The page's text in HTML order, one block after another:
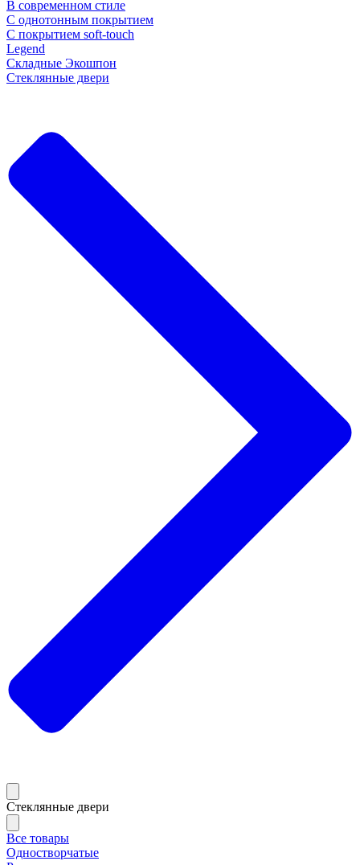
В современном стиле
С однотонным покрытием
С покрытием soft-touch
Legend
Складные Экошпон
Стеклянные двери
Стеклянные двери
Все товары
Одностворчатые